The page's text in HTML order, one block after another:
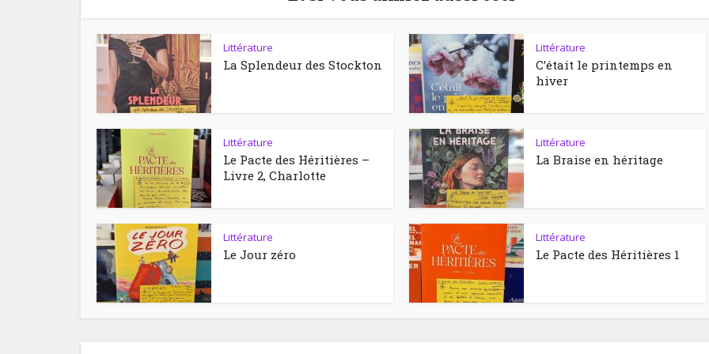
Littérature
La Splendeur des Stockton
Littérature
C’était le printemps en
hiver
Littérature
Le Pacte des Héritières –
Livre 2, Charlotte
Littérature
La Braise en héritage
Littérature
Le Jour zéro
Littérature
Le Pacte des Héritières 1